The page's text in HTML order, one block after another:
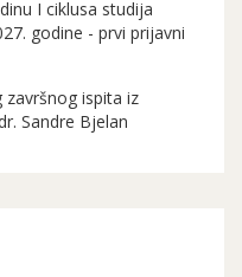
I ciklusa studija
godine - prvi prijavni
završnog ispita iz
Sandre Bjelan